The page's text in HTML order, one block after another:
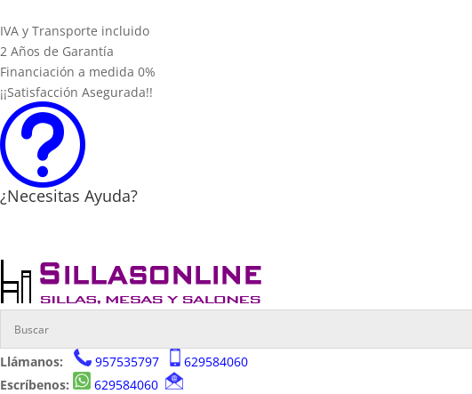
IVA y Transporte incluido
2 Años de Garantía
Financiación a medida 0%
¡¡Satisfacción Asegurada!!
t
¿Necesitas Ayuda?
Llámanos: 957535797
629584060
Escríbenos:
629584060